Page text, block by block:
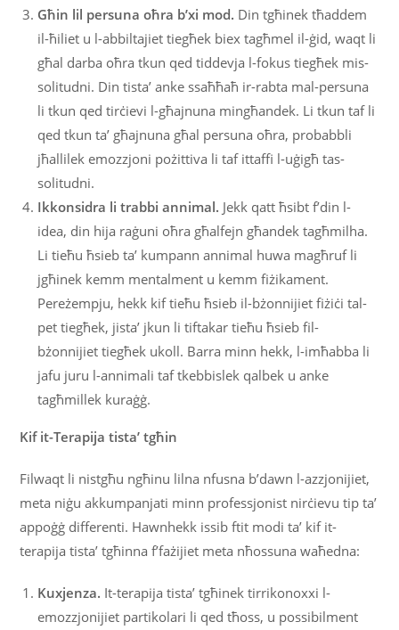
Għin lil persuna oħra b’xi mod. Din tgħinek tħaddem
il-ħiliet u l-abbiltajiet tiegħek biex tagħmel il-ġid, waqt li
għal darba oħra tkun qed tiddevja l-fokus tiegħek mis-
solitudni. Din tista’ anke ssaħħaħ ir-rabta mal-persuna
li tkun qed tirċievi l-għajnuna mingħandek. Li tkun taf li
qed tkun ta’ għajnuna għal persuna oħra, probabbli
jħallilek emozzjoni pożittiva li taf ittaffi l-uġigħ tas-
solitudni.
Ikkonsidra li trabbi annimal. Jekk qatt ħsibt f’din l-
idea, din hija raġuni oħra għalfejn għandek tagħmilha.
Li tieħu ħsieb ta’ kumpann annimal huwa magħruf li
jgħinek kemm mentalment u kemm fiżikament.
Pereżempju, hekk kif tieħu ħsieb il-bżonnijiet fiżiċi tal-
pet tiegħek, jista’ jkun li tiftakar tieħu ħsieb fil-
bżonnijiet tiegħek ukoll. Barra minn hekk, l-imħabba li
jafu juru l-annimali taf tkebbislek qalbek u anke
tagħmillek kuraġġ.
Kif it-Terapija tista’ tgħin
Filwaqt li nistgħu ngħinu lilna nfusna b’dawn l-azzjonijiet,
meta niġu akkumpanjati minn professjonist nirċievu tip ta’
appoġġ differenti. Hawnhekk issib ftit modi ta’ kif it-
terapija tista’ tgħinna f’fażijiet meta nħossuna waħedna:
Kuxjenza. It-terapija tista’ tgħinek tirrikonoxxi l-
emozzjonijiet partikolari li qed tħoss, u possibilment